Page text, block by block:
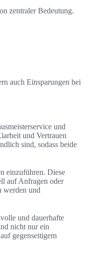
zentraler Bedeutung.
auch Einsparungen bei
und
und Vertrauen
sind, sodass beide
einzuführen. Diese
auf Anfragen oder
werden und
und dauerhafte
nicht nur ein
gegenseitigem